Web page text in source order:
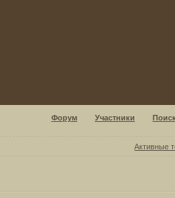
Форум Участники
Активные